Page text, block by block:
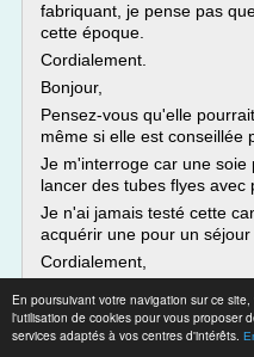
En poursuivant votre navigation sur ce
l'utilisation de cookies pour vous proposer
services adaptés à vos centres d'intérêts.
fabriquant, je pense pas
cette époque.
Cordialement.
Bonjour,
Pensez-vous qu'elle
même si elle est conseillée
Je m'interroge car une
lancer des tubes flyes avec
Je n'ai jamais testé cette
acquérir une pour un
Cordialement,
Lire la suite